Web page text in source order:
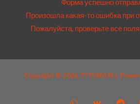
Форма успешно
Произошла какая-то ошибка при
Пожалуйста, проверьте все
Copyright © 2026 777GSM.RU.